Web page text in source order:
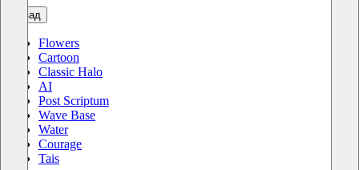
назад
Flowers
Cartoon
Classic Halo
AI
Post Scriptum
Wave Base
Water
Courage
Tais